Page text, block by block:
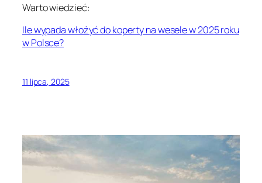
Warto wiedzieć:
Ile wypada włożyć do koperty na wesele w 2025 roku
w Polsce?
11 lipca, 2025